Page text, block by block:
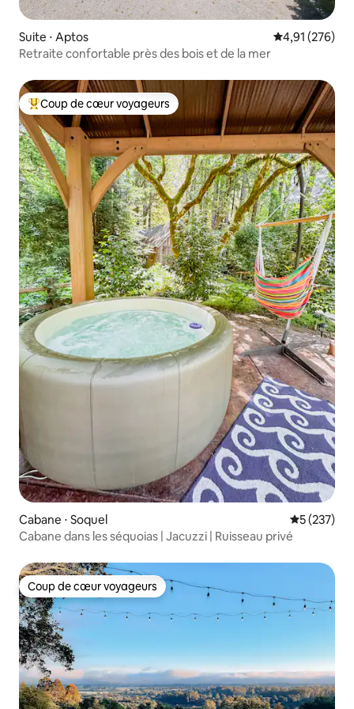
Suite ⋅ Aptos Évaluation
4,91 (276)
Retraite confortable près des bois et de la mer
Coups de cœur voyageurs les plus appréciés
Coup de cœur voyageurs
Cabane ⋅ Soquel Évaluation
5 (237)
Cabane dans les séquoias | Jacuzzi | Ruisseau privé
Coup de cœur voyageurs
Coup de cœur voyageurs